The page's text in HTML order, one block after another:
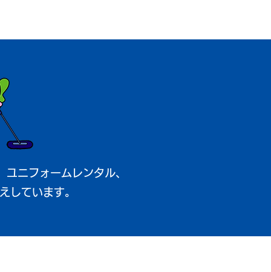
ニフォームレンタル、
しています。